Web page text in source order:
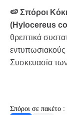
🍉 Σπόροι
(Hylocereus
θρεπτικά
Συσκευασία
Σπόροι σε πακέτο :